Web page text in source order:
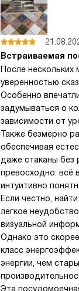
Встраиваемая
После
уверенностью
Особенно
задумываться о
зависимости от
Также безмерно
обеспечивая
даже стаканы без
превосходно: всё
интуитивно
Если честно,
лёгкое
визуальной
Однако это
класс
энергии, чем
Эта